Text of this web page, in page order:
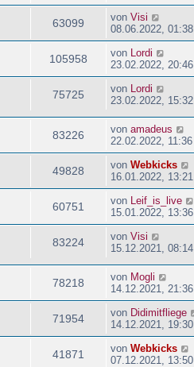
63099 von Visi
08.06.2022, 01:38
105958 von Lordi
23.02.2022, 20:46
75725 von Lordi
23.02.2022, 15:32
83226 von amadeus
22.02.2022, 11:36
49828 von Webkicks
16.01.2022, 13:21
60751 von Leif_is_live
15.01.2022, 13:36
83224 von Visi
15.12.2021, 08:14
78218 von Mogli
14.12.2021, 21:36
71954 von Didimitfliege
14.12.2021, 19:30
41871 von Webkicks
07.12.2021, 13:50